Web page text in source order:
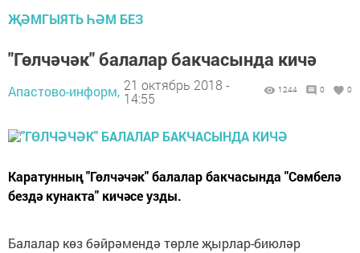
ҖӘМГЫЯТЬ ҺӘМ БЕЗ
"Гөлчәчәк" балалар бакчасында кичә
Апастово-информ, 21 октябрь 2018 -
14:55
1244 0 0
Каратунның "Гөлчәчәк" балалар бакчасында "Сөмбелә
бездә кунакта" кичәсе узды.
Балалар көз бәйрәмендә төрле җырлар-биюләр